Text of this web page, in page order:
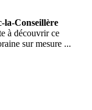
la-Conseillère
à découvrir ce
sur mesure ...